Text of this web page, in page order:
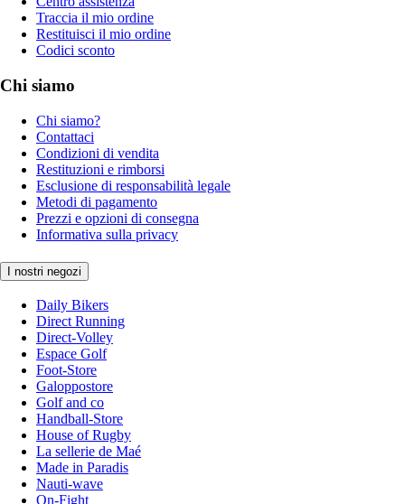
Traccia il mio ordine
Restituisci il mio ordine
Codici sconto
Chi siamo
Chi siamo?
Contattaci
Condizioni di vendita
Restituzioni e rimborsi
Esclusione di responsabilità legale
Metodi di pagamento
Prezzi e opzioni di consegna
Informativa sulla privacy
I nostri negozi
Daily Bikers
Direct Running
Direct-Volley
Espace Golf
Foot-Store
Galoppostore
Golf and co
Handball-Store
House of Rugby
La sellerie de Maé
Made in Paradis
Nauti-wave
On-Fight